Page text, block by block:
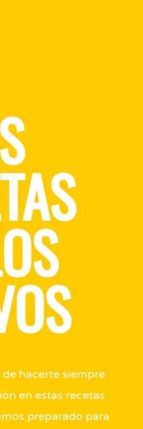
hacerte siempre
en estas recetas
preparado para